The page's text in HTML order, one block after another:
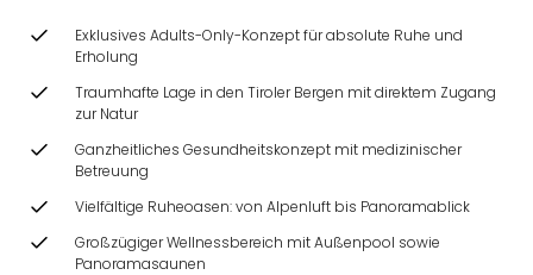
Exklusives Adults-Only-Konzept für absolute Ruhe und
Erholung
Traumhafte Lage in den Tiroler Bergen mit direktem Zugang
zur Natur
Ganzheitliches Gesundheitskonzept mit medizinischer
Betreuung
Vielfältige Ruheoasen: von Alpenluft bis Panoramablick
Großzügiger Wellnessbereich mit Außenpool sowie
Panoramasaunen